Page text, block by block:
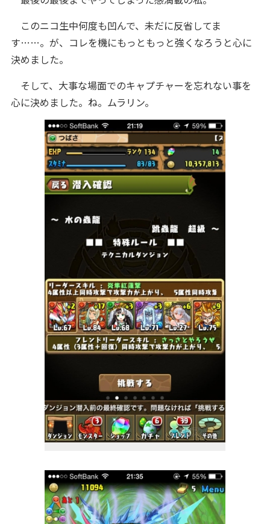
このニコ生中何度も凹んで、未だに反省してま
す……。が、コレを機にもっともっと強くなろうと心に
決めました。
そして、大事な場面でのキャプチャーを忘れない事を
心に決めました。ね。ムラリン。